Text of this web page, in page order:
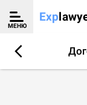
МЕНЮ
Exp